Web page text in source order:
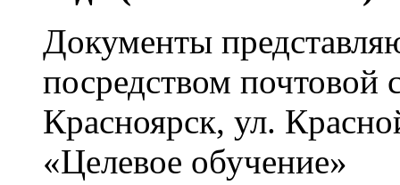
Документы
посредством почтовой
Красноярск, ул.
«Целевое обучение»